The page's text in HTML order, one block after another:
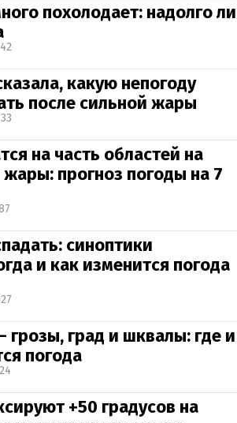
похолодает: надолго ли
какую непогоду
после сильной жары
на часть областей на
прогноз погоды на 7
синоптики
и как изменится погода
град и шквалы: где и
погода
+50 градусов на